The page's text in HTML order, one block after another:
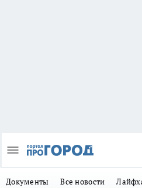
Документы Все новости